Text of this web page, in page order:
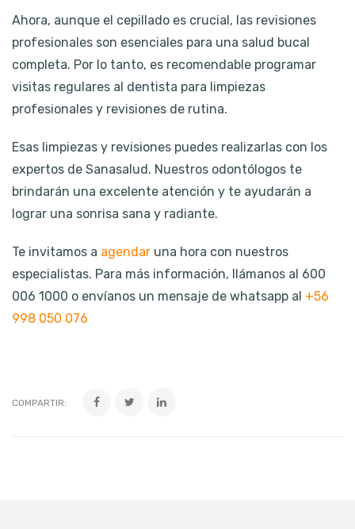
Ahora, aunque el cepillado es crucial, las revisiones
profesionales son esenciales para una salud bucal
completa. Por lo tanto, es recomendable programar
visitas regulares al dentista para limpiezas
profesionales y revisiones de rutina.
Esas limpiezas y revisiones puedes realizarlas con los
expertos de Sanasalud. Nuestros odontólogos te
brindarán una excelente atención y te ayudarán a
lograr una sonrisa sana y radiante.
Te invitamos a agendar una hora con nuestros
especialistas. Para más información, llámanos al 600
006 1000 o envíanos un mensaje de whatsapp al +56
998 050 076
COMPARTIR: